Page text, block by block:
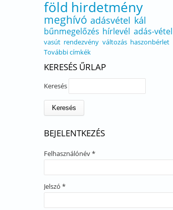
föld hirdetmény
meghívó adásvétel kál
bűnmegelőzés hírlevél adás-vétel
vasút rendezvény változás haszonbérlet
További címkék
KERESÉS ŰRLAP
Keresés
BEJELENTKEZÉS
Felhasználónév*
Jelszó *